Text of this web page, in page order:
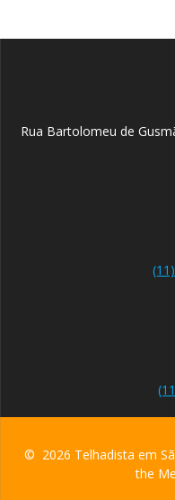
Rua Bartolomeu de
© 2026 Telhadista em
the